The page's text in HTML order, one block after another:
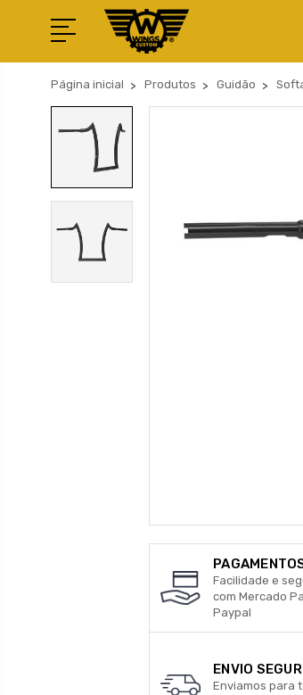
Página inicial Produtos Guidão
Facilidade e
com Mercado
Paypal
ENVIO
Enviamos para